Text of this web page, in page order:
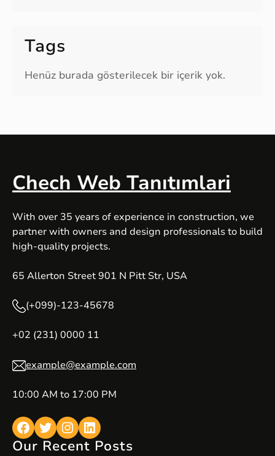
Tags
Henüz burada gösterilecek bir içerik yok.
Chech Web Tanıtımlari
With over 35 years of experience in construction, we
partner with owners and design professionals to build
high-quality projects.
65 Allerton Street 901 N Pitt Str, USA
(+099)-123-45678
+02 (231) 0000 11
example@example.com
10:00 AM to 17:00 PM
Facebook Twitter Instagram LinkedIn
Our Recent Posts